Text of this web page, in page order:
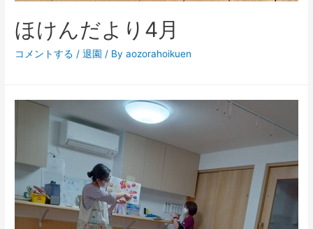
ほけんだより4月
コメントする /退園 / Byaozorahoikuen